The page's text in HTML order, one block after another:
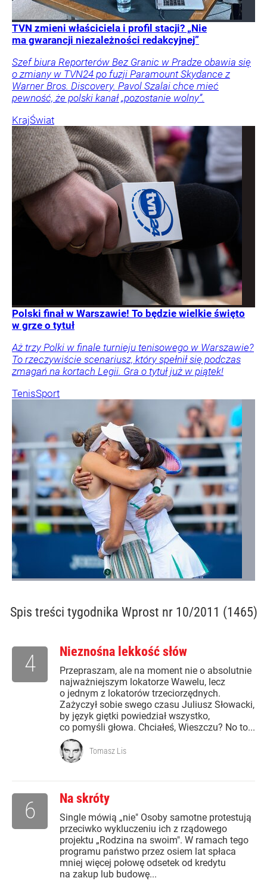
TVN zmieni właściciela i profil stacji? „Nie
ma gwarancji niezależności redakcyjnej”
Szef biura Reporterów Bez Granic w Pradze obawia się
o zmiany w TVN24 po fuzji Paramount Skydance z
Warner Bros. Discovery. Pavol Szalai chce mieć
pewność, że polski kanał „pozostanie wolny”.
KrajŚwiat
Polski finał w Warszawie! To będzie wielkie święto
w grze o tytuł
Aż trzy Polki w finale turnieju tenisowego w Warszawie?
To rzeczywiście scenariusz, który spełnił się podczas
zmagań na kortach Legii. Gra o tytuł już w piątek!
TenisSport
Spis treści tygodnika Wprost nr 10/2011 (1465)
Nieznośna lekkość słów
Przepraszam, ale na moment nie o absolutnie
najważniejszym lokatorze Wawelu, lecz
o jednym z lokatorów trzeciorzędnych.
Zażyczył sobie swego czasu Juliusz Słowacki,
by język giętki powiedział wszystko,
co pomyśli głowa. Chciałeś, Wieszczu? No to...
4
Tomasz Lis
Na skróty
Single mówią „nie" Osoby samotne protestują
przeciwko wykluczeniu ich z rządowego
projektu „Rodzina na swoim". W ramach tego
programu państwo przez osiem lat spłaca
mniej więcej połowę odsetek od kredytu
na zakup lub budowę...
6